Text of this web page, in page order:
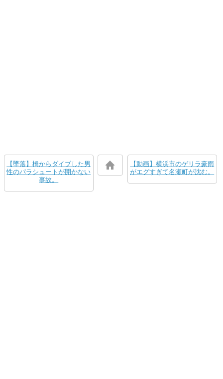
【墜落】橋からダイブした男
性のパラシュートが開かない
事故。
【動画】横浜市のゲリラ豪雨
がエグすぎて名瀬町が沈む。